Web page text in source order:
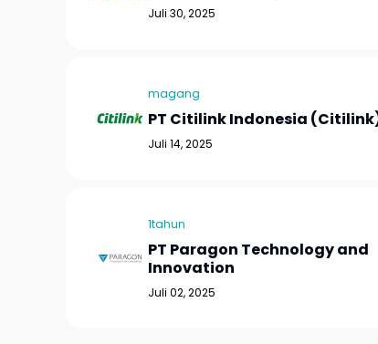
Juli 30, 2025
magang
PT Citilink Indonesia
Juli 14, 2025
1tahun
PT Paragon Technology and
Innovation
Juli 02, 2025